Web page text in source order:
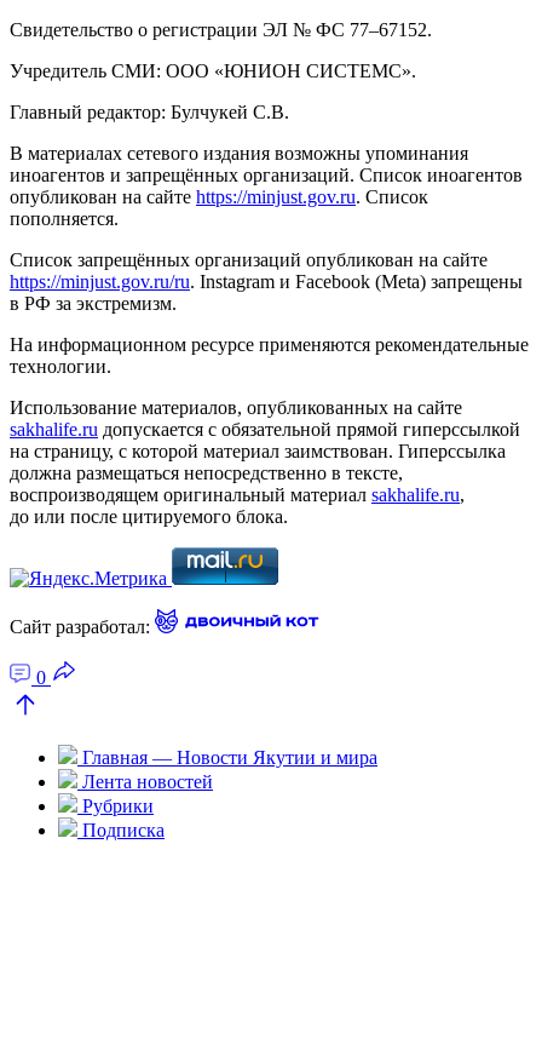
Свидетельство о регистрации ЭЛ № ФС 77–67152.
Учредитель СМИ: ООО «ЮНИОН СИСТЕМС».
Главный редактор: Булчукей С.В.
В материалах сетевого издания возможны упоминания
иноагентов и запрещённых организаций. Список иноагентов
опубликован на сайте https://minjust.gov.ru. Список
пополняется.
Список запрещённых организаций опубликован на сайте
https://minjust.gov.ru/ru. Instagram и Facebook (Metа) запрещены
в РФ за экстремизм.
На информационном ресурсе применяются рекомендательные
технологии.
Использование материалов, опубликованных на сайте
sakhalife.ru допускается с обязательной прямой гиперссылкой
на страницу, с которой материал заимствован. Гиперссылка
должна размещаться непосредственно в тексте,
воспроизводящем оригинальный материал sakhalife.ru,
до или после цитируемого блока.
Сайт разработал:
0
Главная — Новости Якутии и мира
Лента новостей
Рубрики
Подписка